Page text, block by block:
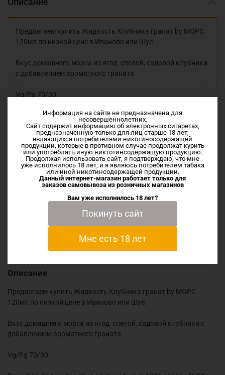
Предлагаем купить Жидкость Клубника гранат by МОРС
120мл по низкой цене в Иваново или Шуе.
Вкус домашнего морса из ягод спелой, садовой клубники
с добавлением ароматного граната
Vg/Pg 70/30
В комплекте с жидкостью оригинальный 100% хлопок
PUFF
Характеристики
Описание
Предлагаем купить Жидкость Клубника гранат by МОРС
120мл по низкой цене в Иваново или Шуе.
Вкус домашнего морса из ягод спелой, садовой клубники с
добавлением ароматного граната
Vg/Pg 70/30
Информация на сайте не предназначена для
несовершеннолетних.
Сайт содержит информацию об электронных сигаретах,
предназначенную только для лиц старше 18 лет,
являющихся потребителями никотиносодержащей
продукции, которые в противном случае продолжат курить
или употреблять иную никтотинсодержащую продукцию.
Продолжая использовать сайт, я подтверждаю, что мне
уже исполнилось 18 лет, и я являюсь потребителем табака
или иной никотинсодержащей продукции.
Данный интернет-магазин работает только для
заказов самовывоза из розничных магазинов
Вам уже исполнилось 18 лет?
Покинуть сайт
Мне есть 18 лет